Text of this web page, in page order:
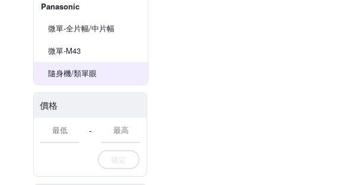
Panasonic
微單-全片幅/中片幅
微單-M43
隨身機/類單眼
價格
-
確定